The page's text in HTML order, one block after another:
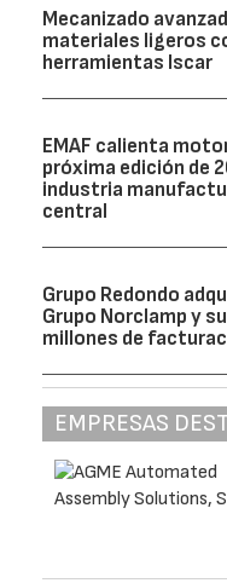
Mecanizado
materiales ligeros
herramientas Iscar
EMAF calienta
próxima edición de
industria
central
Grupo Redondo
Grupo Norclamp y
millones de
EMPRESAS